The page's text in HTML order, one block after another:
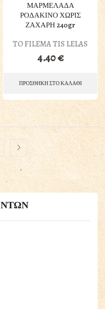
ΜΑΡΜΕΛΑΔΑ
ΡΟΔΑΚΙΝΟ ΧΩΡΙΣ
ΖΑΧΑΡΗ 240gr
TO FILEMA TIS LELAS
4.40€
ΠΡΟΣΘΗΚΗ ΣΤΟ ΚΑΛΑΘΙ